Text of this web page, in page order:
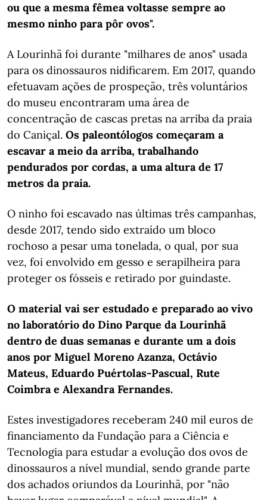
ou que a mesma fêmea voltasse sempre ao
mesmo ninho para pôr ovos".
A Lourinhã foi durante "milhares de anos" usada
para os dinossauros nidificarem. Em 2017, quando
efetuavam ações de prospeção, três voluntários
do museu encontraram uma área de
concentração de cascas pretas na arriba da praia
do Caniçal. Os paleontólogos começaram a
escavar a meio da arriba, trabalhando
pendurados por cordas, a uma altura de 17
metros da praia.
O ninho foi escavado nas últimas três campanhas,
desde 2017, tendo sido extraído um bloco
rochoso a pesar uma tonelada, o qual, por sua
vez, foi envolvido em gesso e serapilheira para
proteger os fósseis e retirado por guindaste.
O material vai ser estudado e preparado ao vivo
no laboratório do Dino Parque da Lourinhã
dentro de duas semanas e durante um a dois
anos por Miguel Moreno Azanza, Octávio
Mateus, Eduardo Puértolas-Pascual, Rute
Coimbra e Alexandra Fernandes.
Estes investigadores receberam 240 mil euros de
financiamento da Fundação para a Ciência e
Tecnologia para estudar a evolução dos ovos de
dinossauros a nível mundial, sendo grande parte
dos achados oriundos da Lourinhã, por "não